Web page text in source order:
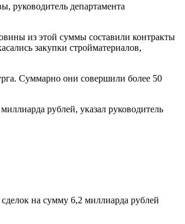
руководитель департамента
из этой суммы составили контракты
закупки стройматериалов,
Суммарно они совершили более 50
рублей, указал руководитель
на сумму 6,2 миллиарда рублей